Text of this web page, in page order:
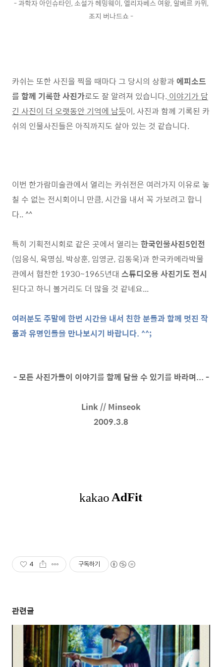
- 과학자 아인슈타인, 소설가 헤밍웨이, 엘리자베스 여왕, 알베르 카뮈,
조지 버나드쇼 -
카쉬는 또한 사진을 찍을 때마다 그 당시의 상황과 에피소드
를 함께 기록한 사진가로도 잘 알려져 있습니다. 이야기가 담
긴 사진이 더 오랫동안 기억에 남듯이, 사진과 함께 기록된 카
쉬의 인물사진들은 아직까지도 살아 있는 것 같습니다.
이번 한가람미술관에서 열리는 카쉬전은 여러가지 이유로 놓
칠 수 없는 전시회이니 만큼, 시간을 내서 꼭 가보려고 합니
다.. ^^
특히 기획전시회로 같은 곳에서 열리는 한국인물사진5인전
(임응식, 육명심, 박상훈, 임영균, 김동욱)과 한국카메라박물
관에서 협찬한 1930~1965년대 스튜디오용 사진기도 전시
된다고 하니 볼거리도 더 많을 것 같네요...
여러분도 주말에 한번 시간을 내서 친한 분들과 함께 멋진 작
품과 유명인들을 만나보시기 바랍니다. ^^;
- 모든 사진가들이 이야기를 함께 담을 수 있기를 바라며... -
Link // Minseok
2009.3.8
4 구독하기
관련글